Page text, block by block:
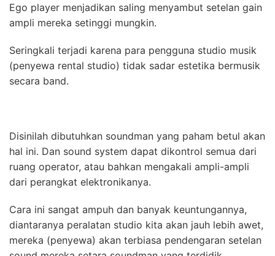
Ego player menjadikan saling menyambut setelan gain
ampli mereka setinggi mungkin.
Seringkali terjadi karena para pengguna studio musik
(penyewa rental studio) tidak sadar estetika bermusik
secara band.
Disinilah dibutuhkan soundman yang paham betul akan
hal ini. Dan sound system dapat dikontrol semua dari
ruang operator, atau bahkan mengakali ampli-ampli
dari perangkat elektronikanya.
Cara ini sangat ampuh dan banyak keuntungannya,
diantaranya peralatan studio kita akan jauh lebih awet,
mereka (penyewa) akan terbiasa pendengaran setelan